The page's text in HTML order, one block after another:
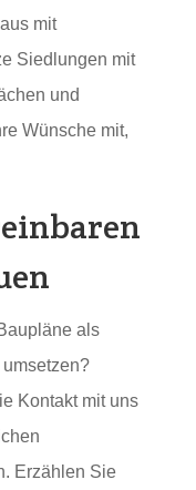
mit
Siedlungen mit
und
Wünsche mit,
als
Kontakt mit uns
Erzählen Sie